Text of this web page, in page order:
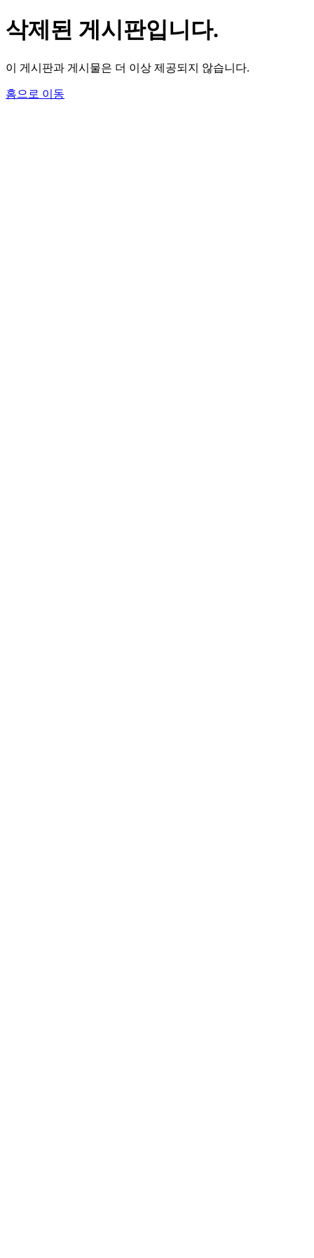
삭제된 게시판입니다.
이 게시판과 게시물은 더 이상 제공되지 않습니다.
홈으로 이동